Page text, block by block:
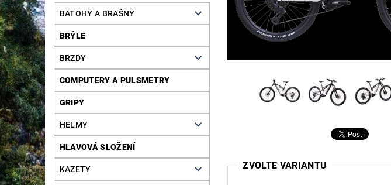
BATOHY A BRAŠNY
BRÝLE
BRZDY
COMPUTERY A PULSMETRY
GRIPY
HELMY
HLAVOVÁ SLOŽENÍ
KAZETY ZVOLTE VARIANTU